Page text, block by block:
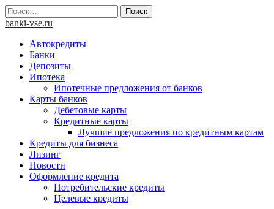
Skip
to
Найти:
banki-vse.ru
Автокредиты
Банки
Депозиты
Ипотека
Ипотечные предложения от банков
Карты банков
Дебетовые карты
Кредитные карты
Лучшие предложения по кредитным картам
Кредиты для бизнеса
Лизинг
Новости
Оформление кредита
Потребительские кредиты
Целевые кредиты